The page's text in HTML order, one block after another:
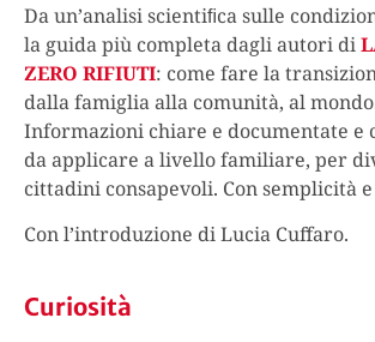
Da un’analisi scientiﬁca sulle
la guida più completa dagli autori di
ZERO RIFIUTI: come fare la
dalla famiglia alla comunità, al
Informazioni chiare e documentate e
da applicare a livello familiare, per
cittadini consapevoli. Con semplicità
Con l’introduzione di Lucia Cuffaro.
Curiosità